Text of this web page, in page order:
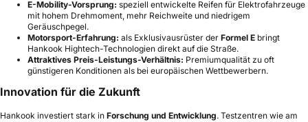
E-Mobility-Vorsprung: speziell entwickelte Reifen für Elektrofahrzeuge
mit hohem Drehmoment, mehr Reichweite und niedrigem
Geräuschpegel.
Motorsport-Erfahrung: als Exklusivausrüster der Formel E bringt
Hankook Hightech-Technologien direkt auf die Straße.
Attraktives Preis-Leistungs-Verhältnis: Premiumqualität zu oft
günstigeren Konditionen als bei europäischen Wettbewerbern.
Innovation für die Zukunft
Hankook investiert stark in Forschung und Entwicklung. Testzentren wie am